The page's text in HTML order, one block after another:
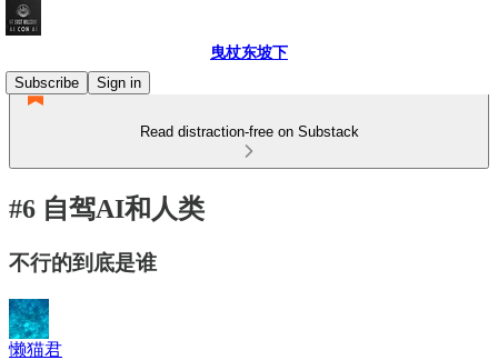
曳杖东坡下
Subscribe
Sign in
Read distraction-free on Substack
#6 自驾AI和人类
不行的到底是谁
懒猫君